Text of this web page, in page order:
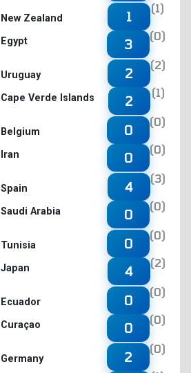
New Zealand
Egypt
1
(1)
3
(0)
Uruguay
Cape Verde Islands
2
(2)
2
(1)
Belgium
Iran
0
(0)
0
(0)
Spain
Saudi Arabia
4
(3)
0
(0)
Tunisia
Japan
0
(0)
4
(2)
Ecuador
Curaçao
0
(0)
0
(0)
Germany
2
(0)